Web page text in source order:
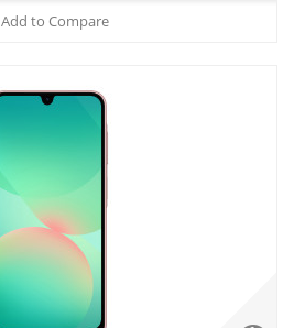
Add to Compare